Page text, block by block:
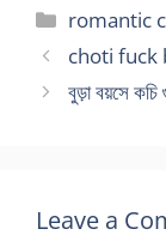
romantic
choti fuck
বুড়া বয়সে
Leave a